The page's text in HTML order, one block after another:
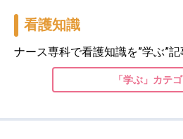
看護知識
ナース専科で看護知識を”学ぶ”
「学ぶ」カテ